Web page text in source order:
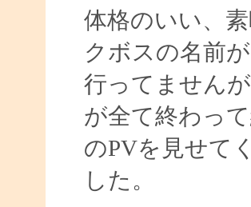
体格のいい、
クボスの名前
行ってません
が全て終わっ
のPVを見せて
した。